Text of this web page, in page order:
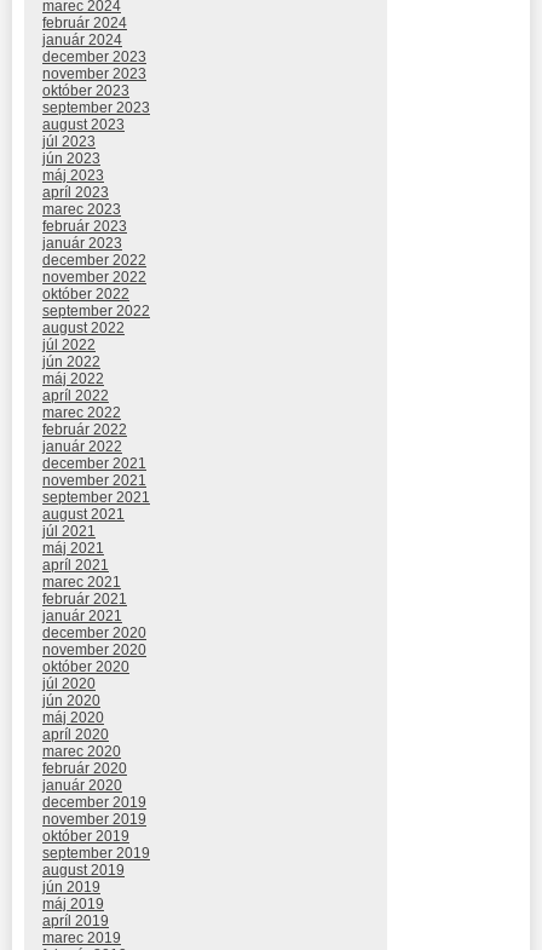
marec 2024
február 2024
január 2024
december 2023
november 2023
október 2023
september 2023
august 2023
júl 2023
jún 2023
máj 2023
apríl 2023
marec 2023
február 2023
január 2023
december 2022
november 2022
október 2022
september 2022
august 2022
júl 2022
jún 2022
máj 2022
apríl 2022
marec 2022
február 2022
január 2022
december 2021
november 2021
september 2021
august 2021
júl 2021
máj 2021
apríl 2021
marec 2021
február 2021
január 2021
december 2020
november 2020
október 2020
júl 2020
jún 2020
máj 2020
apríl 2020
marec 2020
február 2020
január 2020
december 2019
november 2019
október 2019
september 2019
august 2019
jún 2019
máj 2019
apríl 2019
marec 2019